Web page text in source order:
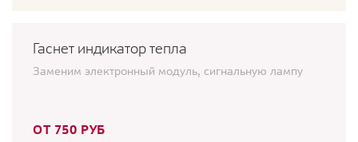
Гаснет индикатор тепла
Заменим электронный модуль, сигнальную лампу
ОТ 750 РУБ